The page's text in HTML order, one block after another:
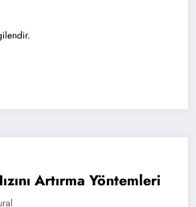
Statik Web Sitesi